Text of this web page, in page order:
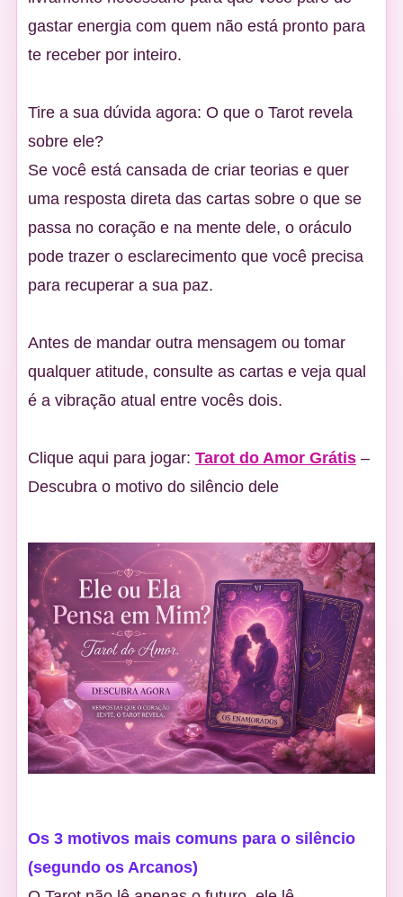
gastar energia com quem não está pronto para
te receber por inteiro.
Tire a sua dúvida agora: O que o Tarot revela
sobre ele?
Se você está cansada de criar teorias e quer
uma resposta direta das cartas sobre o que se
passa no coração e na mente dele, o oráculo
pode trazer o esclarecimento que você precisa
para recuperar a sua paz.
Antes de mandar outra mensagem ou tomar
qualquer atitude, consulte as cartas e veja qual
é a vibração atual entre vocês dois.
Clique aqui para jogar: Tarot do Amor Grátis–
Descubra o motivo do silêncio dele
Os 3 motivos mais comuns para o silêncio
(segundo os Arcanos)